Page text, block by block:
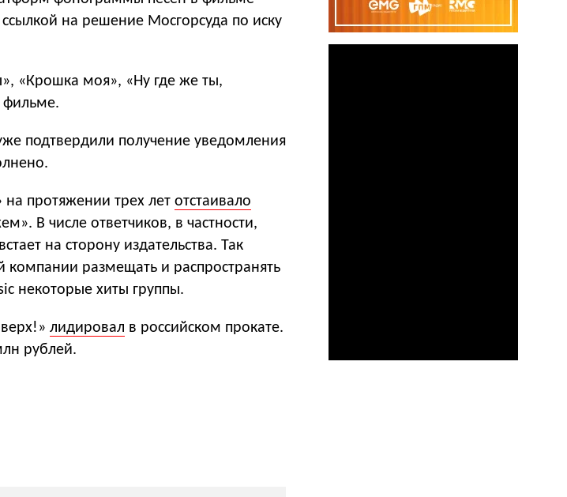
на решение Мосгорсуда по иску
«Крошка моя», «Ну где же ты,
фильме.
подтвердили получение уведомления
протяжении трех лет отстаивало
В числе ответчиков, в частности,
на сторону издательства. Так
компании размещать и распространять
некоторые хиты группы.
лидировал в российском прокате.
рублей.